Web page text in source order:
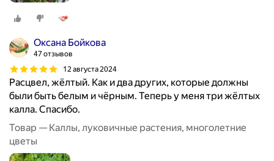
Оксана Бойкова
47 отзывов
12 августа 2024
Расцвел, жёлтый. Как и два других, которые должны
были быть белым и чёрным. Теперь у меня три жёлтых
калла. Спасибо.
Товар — Каллы, луковичные растения, многолетние
цветы